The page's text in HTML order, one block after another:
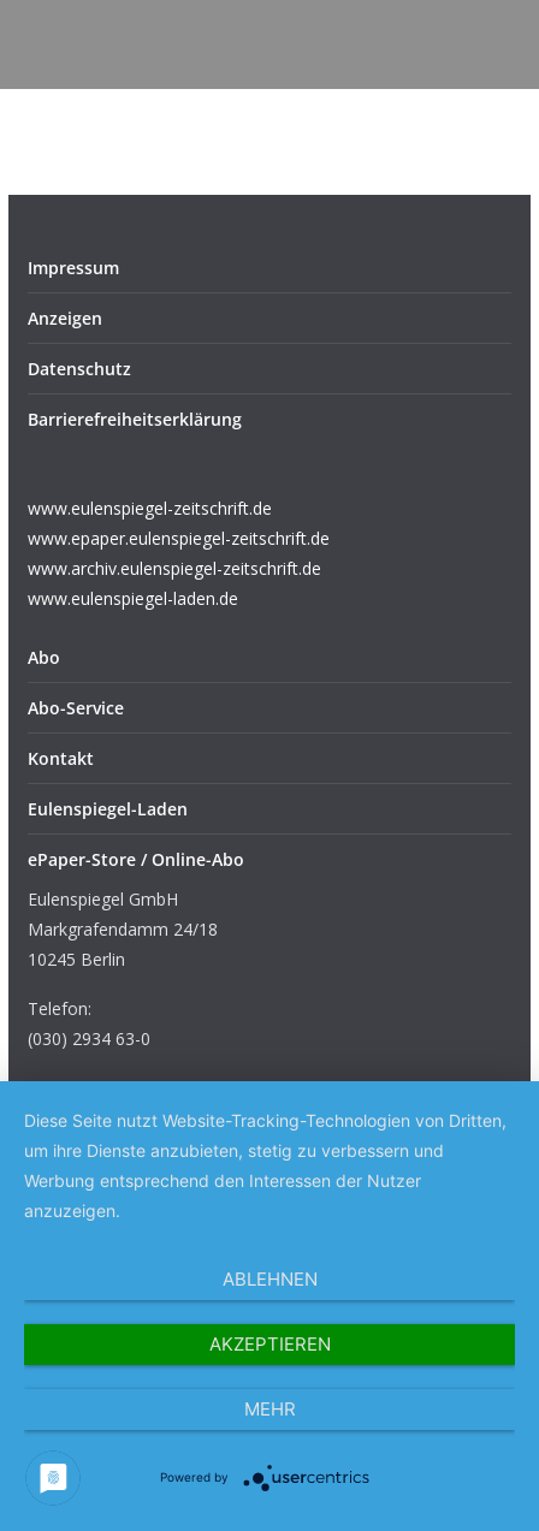
Impressum
Anzeigen
Datenschutz
Barrierefreiheitserklärung
www.eulenspiegel-zeitschrift.de
www.epaper.eulenspiegel-zeitschrift.de
www.archiv.eulenspiegel-zeitschrift.de
www.eulenspiegel-laden.de
Abo
Abo-Service
Kontakt
Eulenspiegel-Laden
ePaper-Store / Online-Abo
Eulenspiegel GmbH
Markgrafendamm 24/18
10245 Berlin
Telefon:
(030) 2934 63-0
E-Mail:
verlag@eulenspiegel-zeitschrift.de
Das Satiremagazin EULENSPIEGEL
Rechte vorbehalten.
Theme:ColorMag Provon ThemeGrill. Präsentiert von
WordPress.
Diese Seite nutzt Website-Tracking-Technologien von Dritten,
um ihre Dienste anzubieten, stetig zu verbessern und
Werbung entsprechend den Interessen der Nutzer
anzuzeigen.
ABLEHNEN
AKZEPTIEREN
MEHR
Powered by